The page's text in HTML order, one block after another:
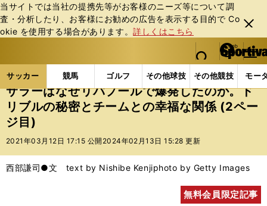
当サイトでは当社の提携先等がお客様のニーズ等について調
査・分析したり、お客様にお勧めの広告を表⽰する⽬的で Co
okie を使⽤する場合があります。詳しくはこちら
閉じ
る
web Sportiva (webスポルティーバ)
検索
マイペ
ー
ジ
メニュ
サッカー 競馬 ゴルフ その他球技 その他競技 モー
ス
ポ
ル
テ
ー
バ
サッカーの記事一覧 海外サッカー 海外サッカー
サラーはなぜリバプールで爆発したのか。ド
リブルの秘密とチームとの幸福な関係 (2ペー
ジ目)
2021年03月12日 17:15 公開 2024年02月13日 15:28 更新
西部謙司●文 text by Nishibe Kenjiphoto by Getty Images
無料会員限定記事